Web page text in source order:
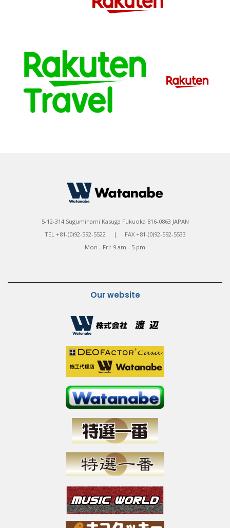
5-12-314 Suguminami Kasuga Fukuoka 816-0863 JAPAN
TEL +81-(0)92-592-5522 | FAX +81-(0)92-592-5533
Mon - Fri: 9 am - 5 pm
Our website